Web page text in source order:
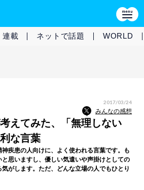
連載 ネットで話題 WORLD
2017/03/24
みんなの感想
えてみた、「無理しない
な言葉
神疾患の人向けに、よく使われる言葉です。も
思いますし、優しい気遣いや声掛けとしての
がします。ただ、どんな立場の人でもひとり